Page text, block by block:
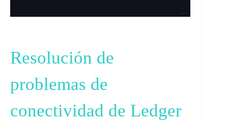
Resolución de
problemas de
conectividad de Ledger